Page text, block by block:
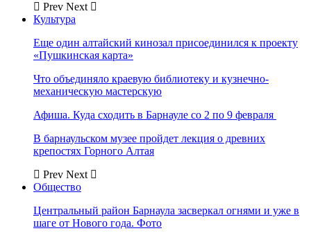
Prev Next
Культура
Еще один алтайский кинозал присоединился к проекту
«Пушкинская карта»
Что объединяло краевую библиотеку и кузнечно-
механическую мастерскую
Афиша. Куда сходить в Барнауле со 2 по 9 февраля
В барнаульском музее пройдет лекция о древних
крепостях Горного Алтая
Prev Next
Общество
Центральный район Барнаула засверкал огнями и уже в
шаге от Нового года. Фото